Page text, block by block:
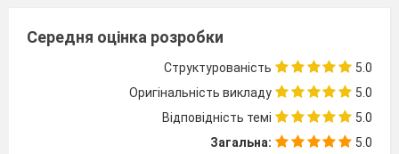
Середня оцінка розробки
Структурованість
5.0
Оригінальність викладу
5.0
Відповідність темі
5.0
Загальна:
5.0